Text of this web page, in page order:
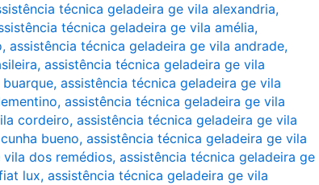
técnica geladeira ge vila alexandria,
técnica geladeira ge vila amélia,
, assistência técnica geladeira ge vila andrade,
, assistência técnica geladeira ge vila
, assistência técnica geladeira ge vila
, assistência técnica geladeira ge vila
cordeiro, assistência técnica geladeira ge vila
bueno, assistência técnica geladeira ge vila
dos remédios, assistência técnica geladeira ge
lux, assistência técnica geladeira ge vila